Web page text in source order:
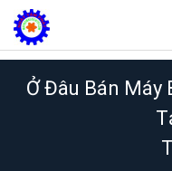
Ở Đâu Bán Máy